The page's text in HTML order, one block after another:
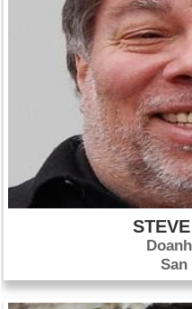
San